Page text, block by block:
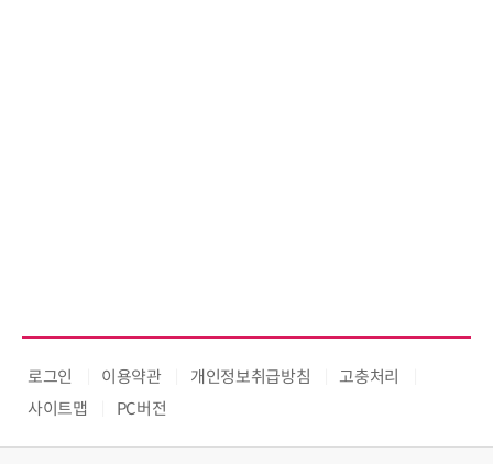
로그인 이용약관 개인정보취급방침
고충처리
사이트맵
PC버전